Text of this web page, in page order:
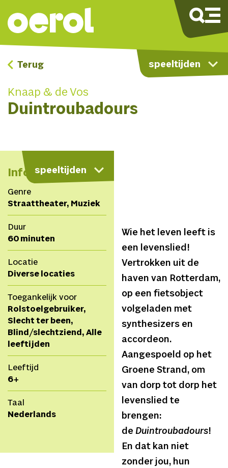
speeltijden
Terug
Knaap & de Vos
Duintroubadours
speeltijden
kaart
Info
Genre
Straattheater, Muziek
Duur
60 minuten
Locatie
Diverse locaties
Toegankelijk voor
Rolstoelgebruiker,
Slecht ter been,
Blind/slechtziend, Alle
leeftijden
Leeftijd
6+
Taal
Nederlands
Wie het leven leeft is
een levenslied!
Vertrokken uit de
haven van Rotterdam,
op een fietsobject
volgeladen met
synthesizers en
accordeon.
Aangespoeld op het
Groene Strand, om
van dorp tot dorp het
levenslied te
brengen:
de Duintroubadours!
En dat kan niet
zonder jou, hun